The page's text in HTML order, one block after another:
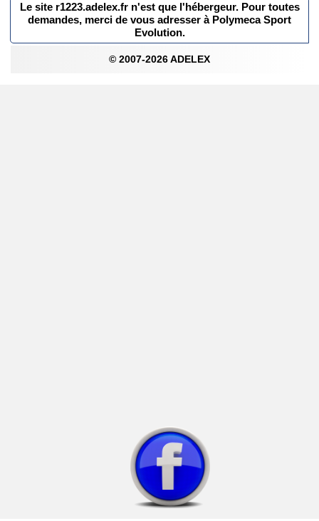
Le site r1223.adelex.fr n'est que l'hébergeur. Pour toutes
demandes, merci de vous adresser à Polymeca Sport
Evolution.
© 2007-2026 ADELEX